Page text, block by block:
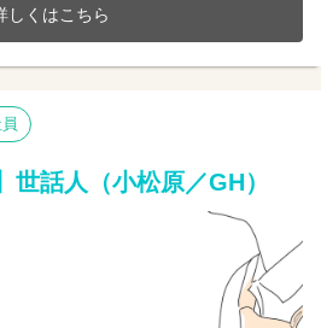
方が活躍中です。
社で発揮して頂ける方を募集してい
業務全般 ※無資格未経験者OK
ポート
サポートしますのでご安心ください
しくはこちら
世話人（小松原／GH）